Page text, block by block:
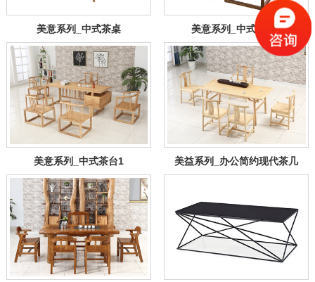
美意系列_中式茶桌 美意系列_中式茶台2
美意系列_中式茶台1 美益系列_办公简约现代茶几